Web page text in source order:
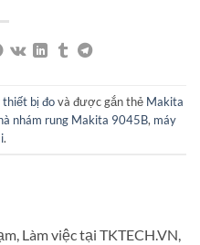
thiết bị đovà được gắn thẻ Makita
nhám rung Makita 9045B, máy
.
Làm việc tại TKTECH.VN,